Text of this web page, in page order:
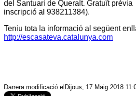
del Santuari de Queralt. Gratuït prèvia
inscripció al 938211384).
Teniu tota la informació al següent
http://escasateva.catalunya.com
Darrera modificació elDijous, 17 Maig 2018